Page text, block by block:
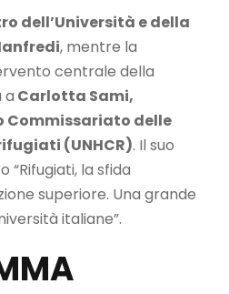
dell’Università e della
, mentre la
centrale della
a Carlotta Sami,
Commissariato delle
(UNHCR). Il suo
la sfida
superiore. Una grande
italiane”.